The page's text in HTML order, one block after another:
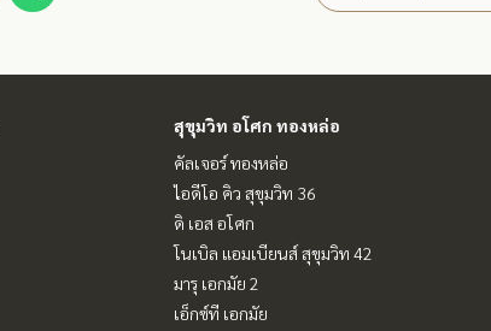
สุขุมวิท อโศก ทองหล่อ
คัลเจอร์ ทองหล่อ
ไอดีโอ คิว สุขุมวิท 36
ดิ เอส อโศก
โนเบิล แอมเบียนส์ สุขุมวิท 42
มารุ เอกมัย 2
เอ็กซ์ที เอกมัย